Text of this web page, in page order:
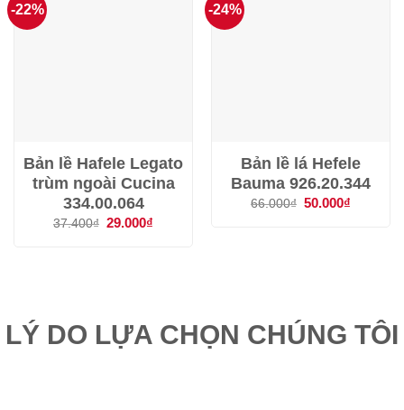
-22%
Bản lề Hafele Legato
trùm ngoài Cucina
334.00.064
37.400₫ Giá
29.000₫
-24%
Bản lề lá Hefele
Bauma 926.20.344
66.000₫ Giá
50.000₫
LÝ DO LỰA CHỌN CHÚNG TÔI